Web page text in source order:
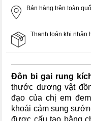
Bán hàng trên toàn
Thanh toán khi nhận
Đôn bi gai rung
thước dương vật
đạo của chị em
khoái cảm sung
được cấu tạo bằng